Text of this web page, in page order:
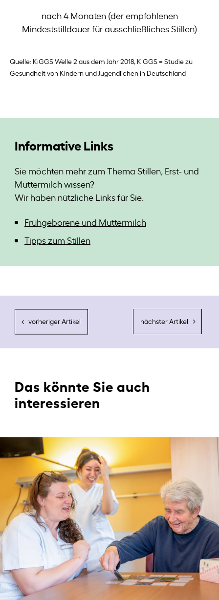
nach 4 Monaten (der empfohlenen
Mindeststilldauer für ausschließliches Stillen)
Quelle: KiGGS Welle 2 aus dem Jahr 2018, KiGGS = Studie zu
Gesundheit von Kindern und Jugendlichen in Deutschland
Informative Links
Sie möchten mehr zum Thema Stillen, Erst- und
Muttermilch wissen?
Wir haben nützliche Links für Sie.
Frühgeborene und Muttermilch
Tipps zum Stillen
Das könnte Sie auch
interessieren